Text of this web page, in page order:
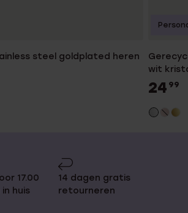
steel goldplated heren
wit
24 99
17.00
huis
14 dagen gratis
retourneren